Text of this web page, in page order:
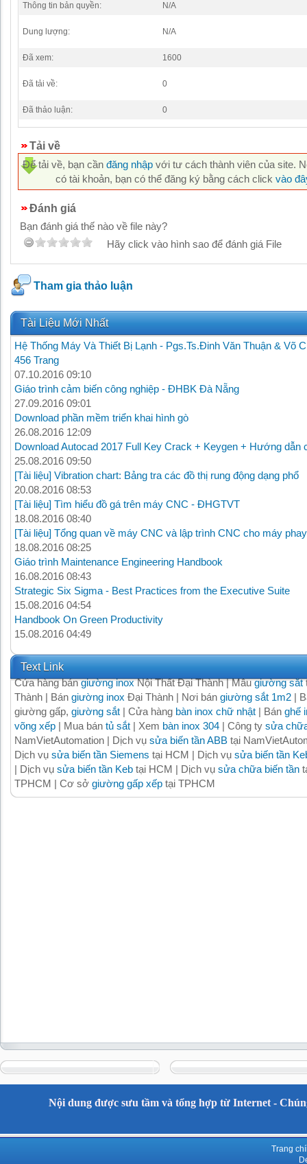
Thông tin bản quyền: N/A
Dung lượng: N/A
Đã xem: 1600
Đã tải về: 0
Đã thảo luận: 0
Tải về
Để tải về, bạn cần đăng nhập với tư cách thành viên của site.
có tài khoản, bạn có thể đăng ký bằng cách click vào
Đánh giá
Bạn đánh giá thế nào về file này?
Hãy click vào hình sao để đánh giá File
Tham gia thảo luận
Tài Liệu Mới Nhất
Hệ Thống Máy Và Thiết Bị Lạnh - Pgs.Ts.Đinh Văn Thuận & Võ
456 Trang
07.10.2016 09:10
Giáo trình cảm biến công nghiệp - ĐHBK Đà Nẵng
27.09.2016 09:01
Download phần mềm triển khai hình gò
26.08.2016 12:09
Download Autocad 2017 Full Key Crack + Keygen + Hướng dẫn
25.08.2016 09:50
[Tài liệu] Vibration chart: Bảng tra các đồ thị rung động dạng phổ
20.08.2016 08:53
[Tài liệu] Tìm hiểu đồ gá trên máy CNC - ĐHGTVT
18.08.2016 08:40
[Tài liệu] Tổng quan về máy CNC và lập trình CNC cho máy
18.08.2016 08:25
Giáo trình Maintenance Engineering Handbook
16.08.2016 08:43
Strategic Six Sigma - Best Practices from the Executive Suite
15.08.2016 04:54
Handbook On Green Productivity
15.08.2016 04:49
Text Link
Cửa hàng bángiường inoxNội Thất Đại Thành | Mẫugiường sắt
Thành | Bán giường inox Đại Thành | Nơi bán giường sắt 1m2 |
giường gấp, giường sắt | Cửa hàng bàn inox chữ nhật | Bán ghế
võng xếp | Mua bán tủ sắt | Xem bàn inox 304 | Công ty sửa
NamVietAutomation | Dịch vụ sửa biến tần ABB tại
Dịch vụ sửa biến tần Siemens tại HCM | Dịch vụ sửa biến tần
| Dịch vụ sửa biến tần Keb tại HCM | Dịch vụ sửa chữa biến tần
TPHCM | Cơ sở giường gấp xếp tại TPHCM
Nội dung được sưu tầm và tổng hợp từ Internet -
Trang